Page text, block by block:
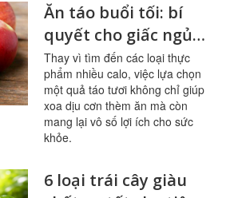
Ăn táo buổi tối: bí
quyết cho giấc ngủ
ngon, hệ tiêu hóa
khỏe mạnh
Thay vì tìm đến các loại thực
phẩm nhiều calo, việc lựa chọn
một quả táo tươi không chỉ giúp
xoa dịu cơn thèm ăn mà còn
mang lại vô số lợi ích cho sức
khỏe.
6 loại trái cây giàu